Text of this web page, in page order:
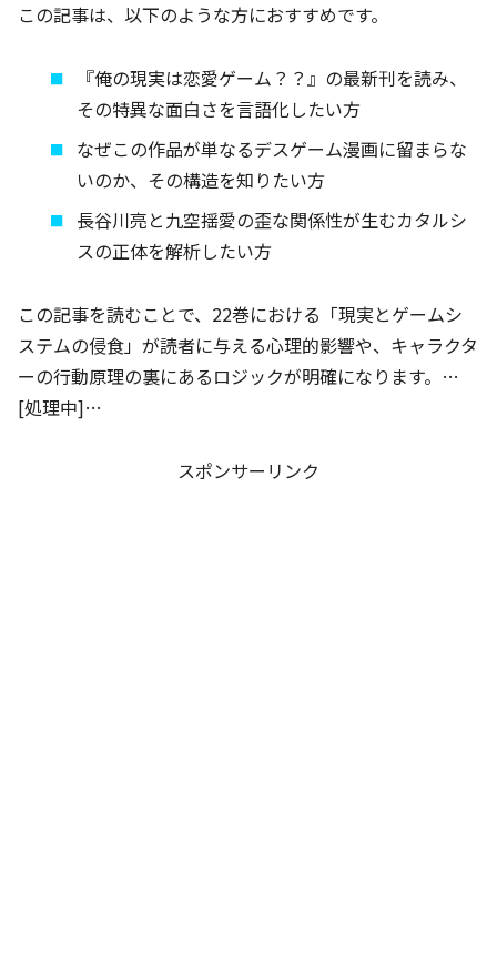
この記事は、以下のような方におすすめです。
『俺の現実は恋愛ゲーム？？』の最新刊を読み、
その特異な面白さを言語化したい方
なぜこの作品が単なるデスゲーム漫画に留まらな
いのか、その構造を知りたい方
長谷川亮と九空揺愛の歪な関係性が生むカタルシ
スの正体を解析したい方
この記事を読むことで、22巻における「現実とゲームシ
ステムの侵食」が読者に与える心理的影響や、キャラクタ
ーの行動原理の裏にあるロジックが明確になります。…
[処理中]…
スポンサーリンク